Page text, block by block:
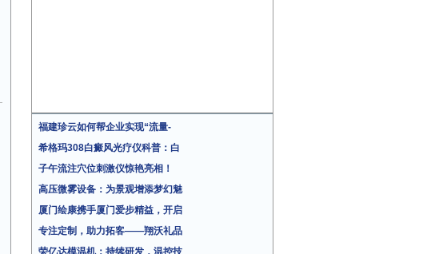
福建珍云如何帮企业实现“流量-
希格玛308白癜风光疗仪科普：白
子午流注穴位刺激仪惊艳亮相！
高压微雾设备：为景观增添梦幻魅
厦门绘康携手厦门爱步精益，开启
专注定制，助力拓客——翔沃礼品
荣亿达模温机：持续研发，温控技